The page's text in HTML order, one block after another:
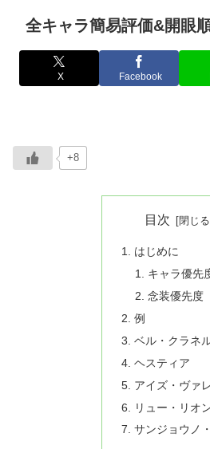
全キャラ簡易評価&開眼
X Facebook
+8
目次
はじめに
キャラ優先
念装優先度
例
ベル・クラネ
ヘスティア
アイズ・ヴァ
リュー・リオ
サンジョウノ